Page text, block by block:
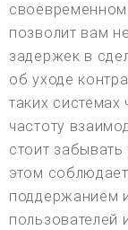
позволит вам
задержек в
об уходе
таких
частоту
стоит
этом
поддержанием
пользователей